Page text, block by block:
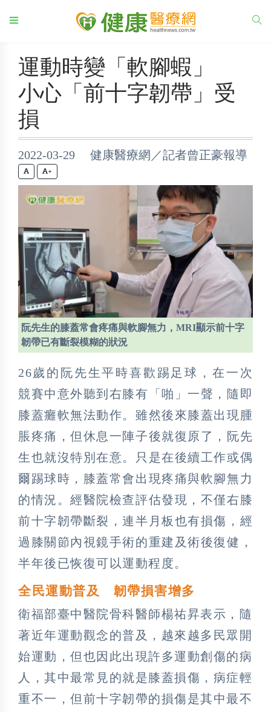
運動時變「軟腳蝦」
小心「前十字韌帶」受
損
2022-03-29 健康醫療網／記者曾正豪報導
+
阮先生的膝蓋常會疼痛與軟腳無力，MRI顯示前十字
韌帶已有斷裂模糊的狀況
26歲的阮先生平時喜歡踢足球，在一次
競賽中意外聽到右膝有「啪」一聲，隨即
膝蓋癱軟無法動作。雖然後來膝蓋出現腫
脹疼痛，但休息一陣子後就復原了，阮先
生也就沒特別在意。只是在後續工作或偶
爾踢球時，膝蓋常會出現疼痛與軟腳無力
的情況。經醫院檢查評估發現，不僅右膝
前十字韌帶斷裂，連半月板也有損傷，經
過膝關節內視鏡手術的重建及術後復健，
半年後已恢復可以運動程度。
全民運動普及 韌帶損害增多
衛福部臺中醫院骨科醫師楊祐昇表示，隨
著近年運動觀念的普及，越來越多民眾開
始運動，但也因此出現許多運動創傷的病
人，其中最常見的就是膝蓋損傷，病症輕
重不一，但前十字韌帶的損傷是其中最不